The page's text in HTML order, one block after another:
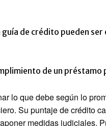
de crédito pueden
de un préstamo
lo que debe según lo
Su puntaje de crédito
medidas judiciales.